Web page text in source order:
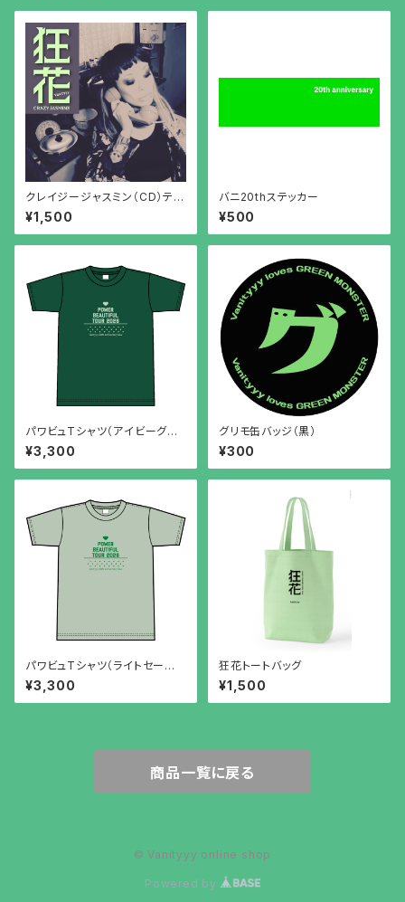
クレイジージャスミン（CD）テレ
フォン盤
¥1,500
バニ20thステッカー
¥500
パワビュTシャツ（アイビーグリ
ーン）XXL
¥3,300
グリモ缶バッジ（黒）
¥300
パワビュTシャツ（ライトセージ）
XXL
¥3,300
狂花トートバッグ
¥1,500
商品一覧に戻る
© Vanityyy online shop
Powered by